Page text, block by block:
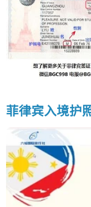
菲律宾入境护